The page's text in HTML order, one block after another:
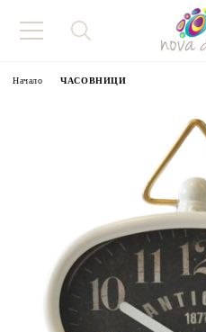
Начало ЧАСОВНИЦИ